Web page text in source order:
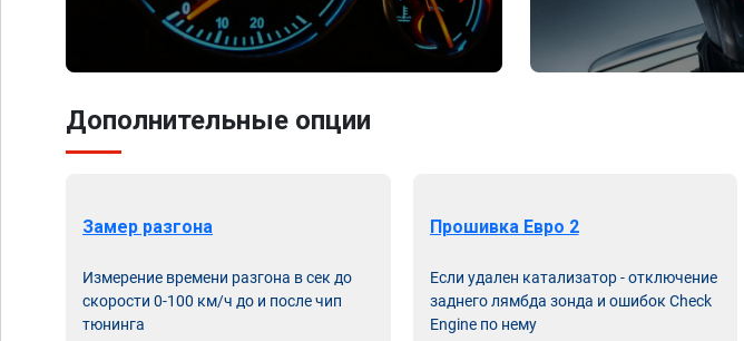
Дополнительные опции
Замер разгона
Измерение времени разгона в сек до
скорости 0-100 км/ч до и после чип
тюнинга
Прошивка Евро 2
Если удален катализатор - отключение
заднего лямбда зонда и ошибок Check
Engine по нему